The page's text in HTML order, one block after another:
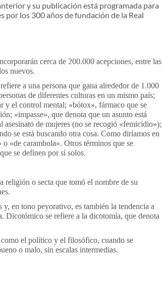
y su publicación está programada para
por los 300 años de fundación de la Real
cerca de 200.000 acepciones, entre las
nuevos.
a una persona que gana alrededor de 1.000
de diferentes culturas en un mismo país;
y el control mental; «bótox», fármaco que se
«impasse», que denota que un asunto está
de mujeres (no se recogió «femicidio»);
se está buscando otra cosa. Como diríamos en
«de carambola». Otros términos que se
se definen por sí solos.
religión o secta que tomó el nombre de su
en tono peyorativo, es también la tendencia a
Dicotómico se refiere a la dicotomía, que denota
como el político y el filosófico, cuando se
o malo, sin escalas intermedias.